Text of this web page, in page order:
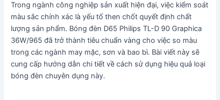
Trong ngành công nghiệp sản xuất hiện đại, việc kiểm soát
màu sắc chính xác là yếu tố then chốt quyết định chất
lượng sản phẩm. Bóng đèn D65 Philips TL-D 90 Graphica
36W/965 đã trở thành tiêu chuẩn vàng cho việc so màu
trong các ngành may mặc, sơn và bao bì. Bài viết này sẽ
cung cấp hướng dẫn chi tiết về cách sử dụng hiệu quả loại
bóng đèn chuyên dụng này.